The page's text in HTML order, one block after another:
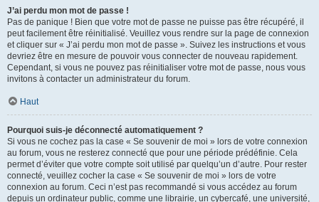
J’ai perdu mon mot de passe !
Pas de panique ! Bien que votre mot de passe ne puisse pas être récupéré, il
peut facilement être réinitialisé. Veuillez vous rendre sur la page de connexion
et cliquer sur « J’ai perdu mon mot de passe ». Suivez les instructions et vous
devriez être en mesure de pouvoir vous connecter de nouveau rapidement.
Cependant, si vous ne pouvez pas réinitialiser votre mot de passe, nous vous
invitons à contacter un administrateur du forum.
Haut
Pourquoi suis-je déconnecté automatiquement ?
Si vous ne cochez pas la case « Se souvenir de moi » lors de votre connexion
au forum, vous ne resterez connecté que pour une période prédéfinie. Cela
permet d’éviter que votre compte soit utilisé par quelqu’un d’autre. Pour rester
connecté, veuillez cocher la case « Se souvenir de moi » lors de votre
connexion au forum. Ceci n’est pas recommandé si vous accédez au forum
depuis un ordinateur public, comme une librairie, un cybercafé, une université,